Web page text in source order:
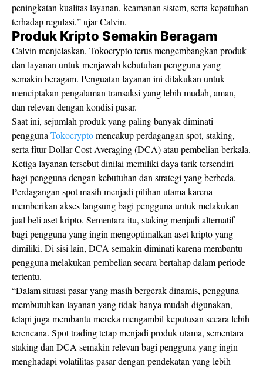
peningkatan kualitas layanan, keamanan sistem, serta kepatuhan
terhadap regulasi,” ujar Calvin.
Produk Kripto Semakin Beragam
Calvin menjelaskan, Tokocrypto terus mengembangkan produk
dan layanan untuk menjawab kebutuhan pengguna yang
semakin beragam. Penguatan layanan ini dilakukan untuk
menciptakan pengalaman transaksi yang lebih mudah, aman,
dan relevan dengan kondisi pasar.
Saat ini, sejumlah produk yang paling banyak diminati
pengguna Tokocryptomencakup perdagangan spot, staking,
serta fitur Dollar Cost Averaging (DCA) atau pembelian berkala.
Ketiga layanan tersebut dinilai memiliki daya tarik tersendiri
bagi pengguna dengan kebutuhan dan strategi yang berbeda.
Perdagangan spot masih menjadi pilihan utama karena
memberikan akses langsung bagi pengguna untuk melakukan
jual beli aset kripto. Sementara itu, staking menjadi alternatif
bagi pengguna yang ingin mengoptimalkan aset kripto yang
dimiliki. Di sisi lain, DCA semakin diminati karena membantu
pengguna melakukan pembelian secara bertahap dalam periode
tertentu.
“Dalam situasi pasar yang masih bergerak dinamis, pengguna
membutuhkan layanan yang tidak hanya mudah digunakan,
tetapi juga membantu mereka mengambil keputusan secara lebih
terencana. Spot trading tetap menjadi produk utama, sementara
staking dan DCA semakin relevan bagi pengguna yang ingin
menghadapi volatilitas pasar dengan pendekatan yang lebih